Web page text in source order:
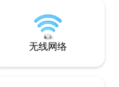
无线网络